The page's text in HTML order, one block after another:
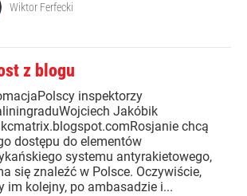
Wiktor Ferfecki
z blogu
inspektorzy
Jakóbik
chcą
dostępu do elementów
systemu antyrakietowego,
się znaleźć w Polsce. Oczywiście,
im kolejny, po ambasadzie i...